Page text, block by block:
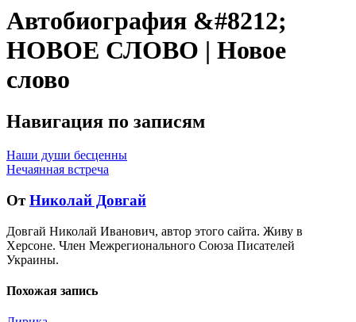
Автобиография &#8212;
НОВОЕ СЛОВО | Новое
слово
Навигация по записям
Наши души бесценны
Нечаянная встреча
ОтНиколай Довгай
Довгай Николай Иванович, автор этого сайта. Живу в
Херсоне. Член Межрегионального Союза Писателей
Украины.
Похожая запись